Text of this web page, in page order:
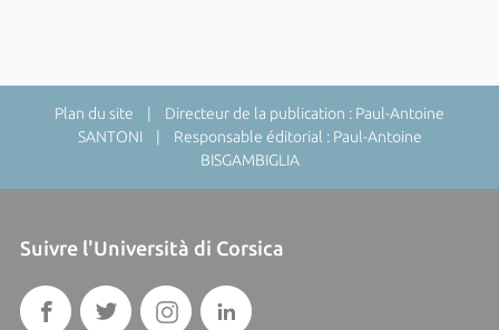
Plan du site | Directeur de la publication : Paul-Antoine
SANTONI | Responsable éditorial : Paul-Antoine
BISGAMBIGLIA
Suivre l'Università di Corsica